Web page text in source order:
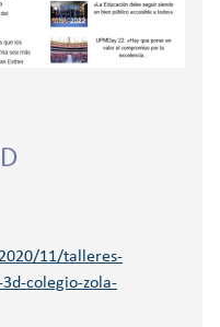
11/talleres-
colegio-zola-